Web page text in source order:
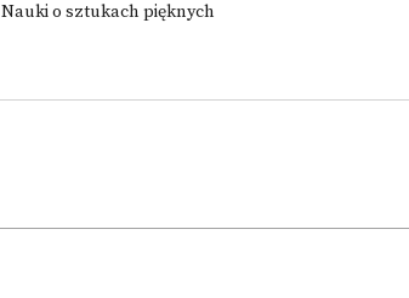
Nauki o sztukach pięknych